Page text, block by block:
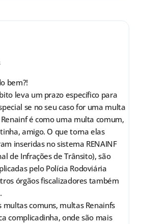
bem?!
leva um prazo específico para
se no seu caso for uma multa
é como uma multa comum,
amigo. O que torna elas
inseridas no sistema RENAINF
de Infrações de Trânsito), são
pelo Polícia Rodoviária
órgãos fiscalizadores também
multas comuns, multas Renainfs
complicadinha, onde são mais